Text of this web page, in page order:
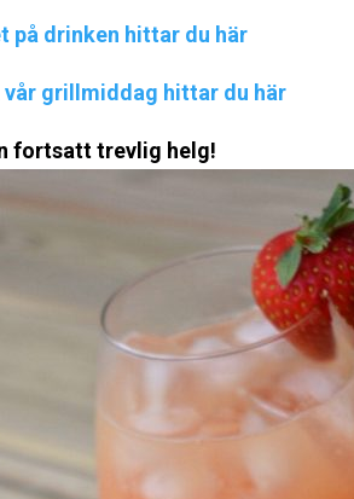
på drinken hittar du här
vår grillmiddag hittar du här
fortsatt trevlig helg!